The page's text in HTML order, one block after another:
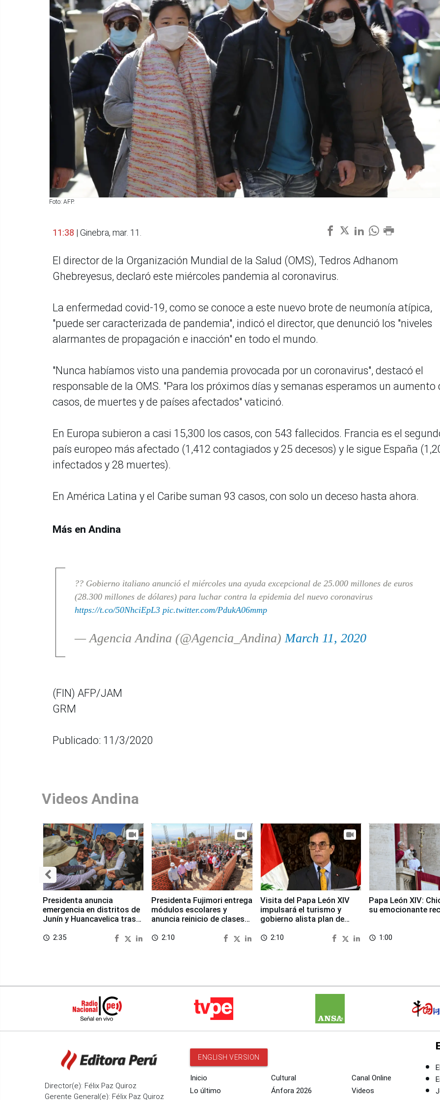
Foto: AFP.
11:38 | Ginebra, mar. 11.
El director de la Organización Mundial de la Salud (OMS), Tedros Adhanom
Ghebreyesus, declaró este miércoles pandemia al coronavirus.
La enfermedad covid-19, como se conoce a este nuevo brote de neumonía atípica,
"puede ser caracterizada de pandemia", indicó el director, que denunció los "niveles
alarmantes de propagación e inacción" en todo el mundo.
"Nunca habíamos visto una pandemia provocada por un coronavirus", destacó el
responsable de la OMS. "Para los próximos días y semanas esperamos un aumento
casos, de muertes y de países afectados" vaticinó.
En Europa subieron a casi 15,300 los casos, con 543 fallecidos. Francia es el
país europeo más afectado (1,412 contagiados y 25 decesos) y le sigue España
infectados y 28 muertes).
En América Latina y el Caribe suman 93 casos, con solo un deceso hasta ahora.
Más en Andina
?? Gobierno italiano anunció el miércoles una ayuda excepcional de 25.000 millones de euros
(28.300 millones de dólares) para luchar contra la epidemia del nuevo coronavirus
https://t.co/50NhciEpL3 pic.twitter.com/PdukA06mmp
— Agencia Andina (@Agencia_Andina)March 11, 2020
(FIN) AFP/JAM
GRM
Publicado: 11/3/2020
Videos Andina
Presidenta anuncia
emergencia en distritos de
Junín y Huancavelica tras
access_time 2:35
Presidenta Fujimori entrega
módulos escolares y
anuncia reinicio de clases
access_time 2:10
Visita del Papa León XIV
impulsará el turismo y
gobierno alista plan de
access_time 2:10
Papa León XIV:
su emocionante
access_time 1:00
Director(e): Félix Paz Quiroz
Gerente General(e): Félix Paz Quiroz
ENGLISH VERSION
Inicio
Lo último
Cultural
Ánfora 2026
Canal Online
Videos